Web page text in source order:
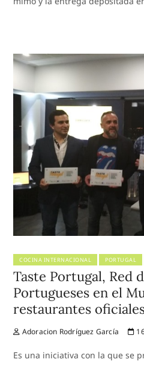
COCINA INTERNACIONAL PORTUGAL
Taste Portugal, Red
Portugueses en el
restaurantes
Adoracion Rodríguez García
Es una iniciativa con la que se